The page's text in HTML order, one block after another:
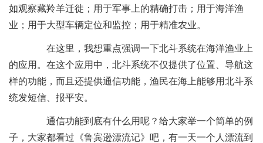
如观察藏羚羊迁徙；用于军事上的精确打击；用于海洋渔
业；用于大型车辆定位和监控；用于精准农业。
在这里，我想重点强调一下北斗系统在海洋渔业上
的应用。在这个应用中，北斗系统不仅提供了位置、导航这
样的功能，而且还提供通信功能，渔民在海上能够用北斗系
统发短信、报平安。
通信功能到底有什么用呢？给大家举一个简单的例
子，大家都看过《鲁宾逊漂流记》吧，有一天一个人漂流到